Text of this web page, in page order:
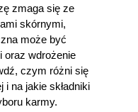
zmaga się ze
skórnymi,
może być
oraz wdrożenie
czym różni się
i na jakie składniki
karmy.